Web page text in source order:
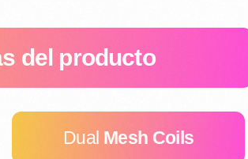
del producto
Dual Mesh Coils